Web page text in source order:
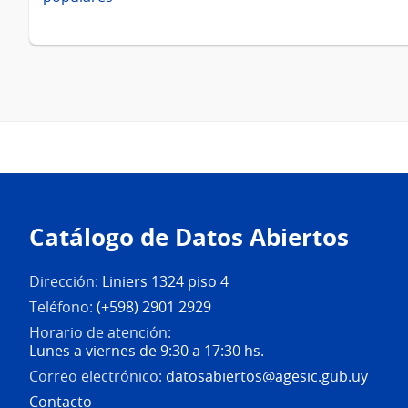
de
página
Catálogo de Datos Abiertos
Dirección: Liniers 1324 piso 4
Teléfono: (+598) 2901 2929
Horario de atención:
Lunes a viernes de 9:30 a 17:30 hs.
Correo electrónico: datosabiertos@agesic.gub.uy
Contacto